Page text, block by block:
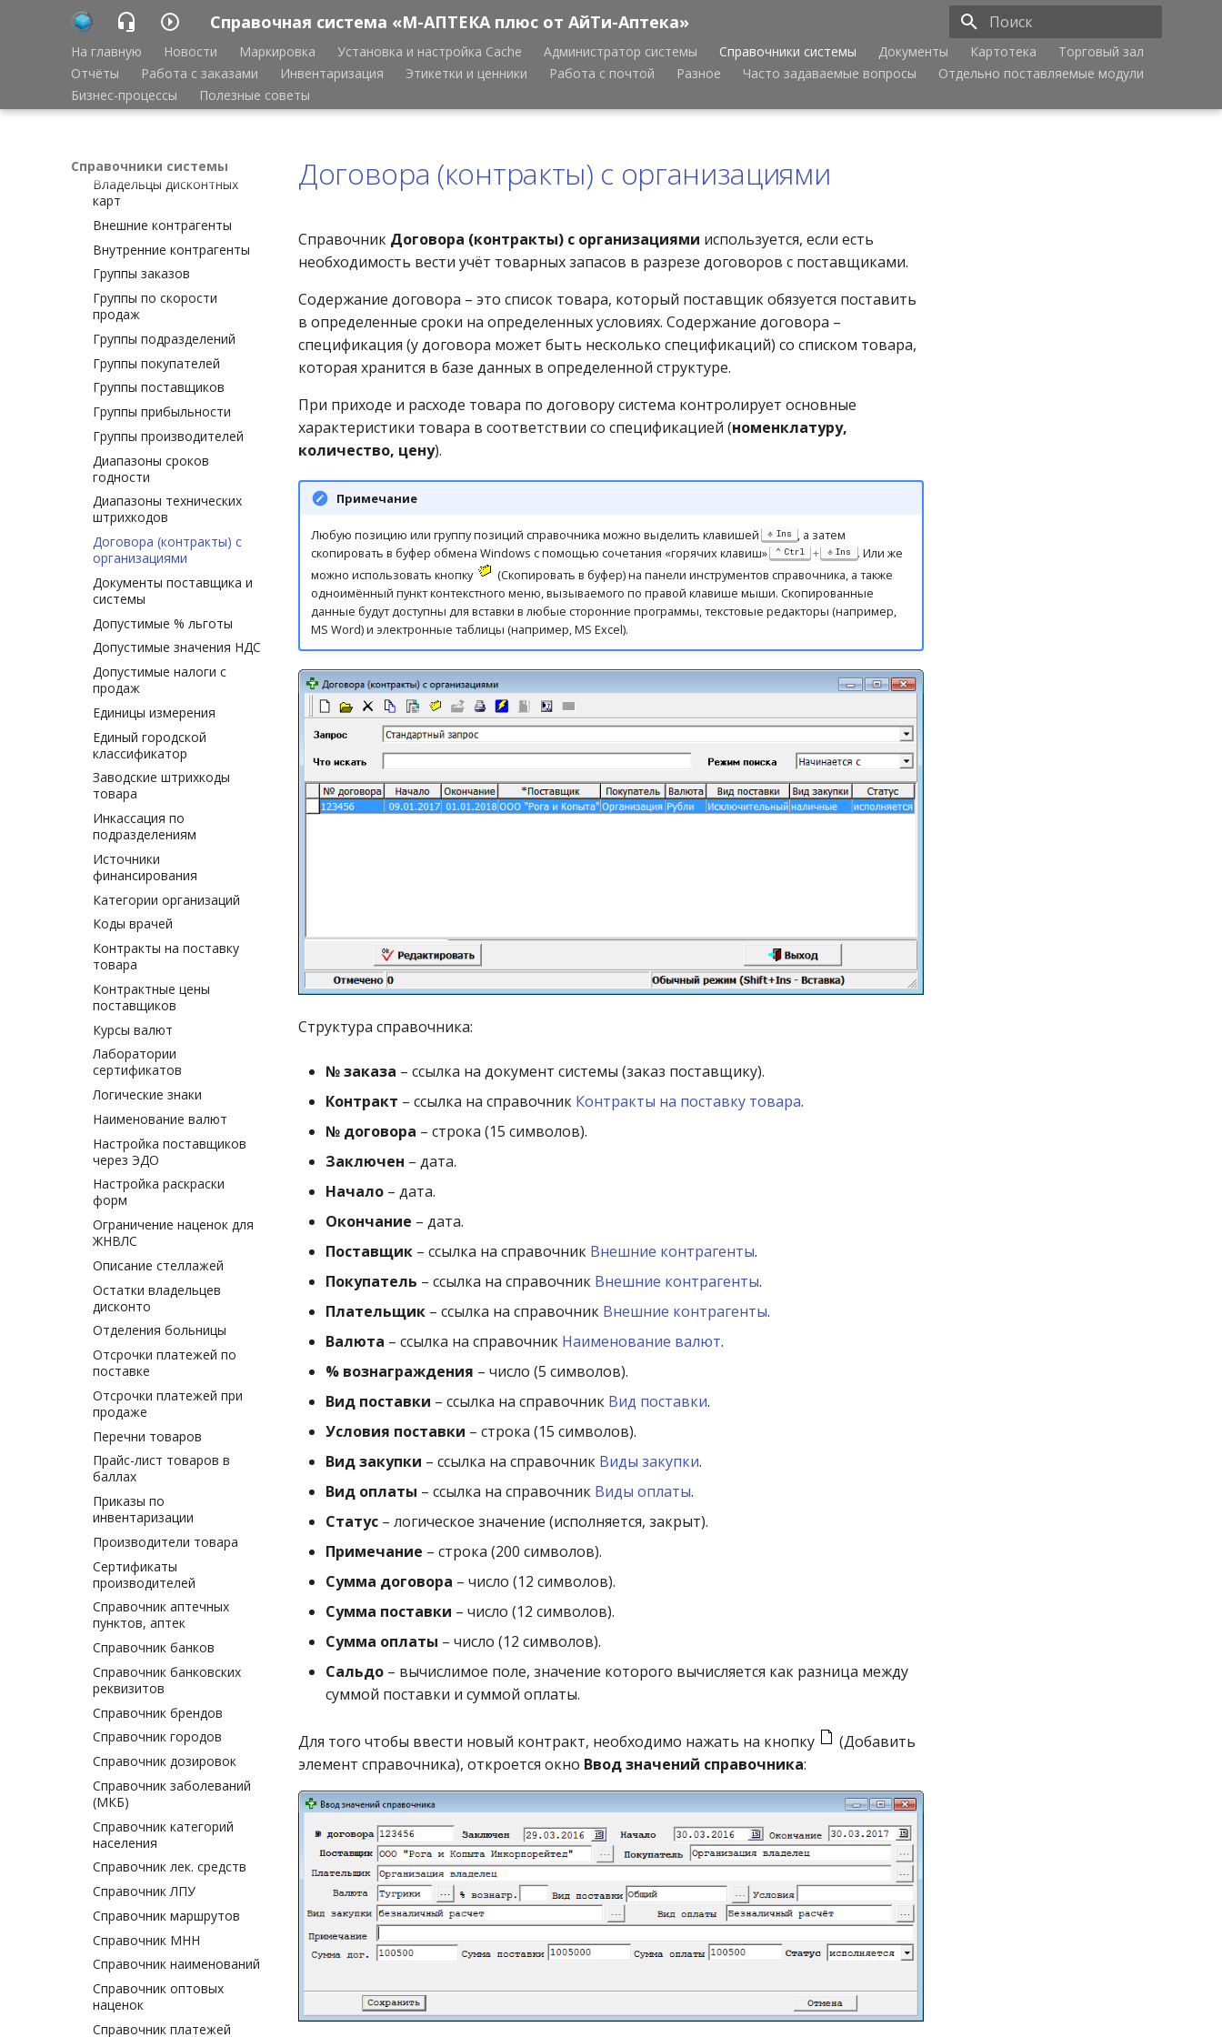
Справочная система «М-АПТЕКА плюс от АйТи-Аптека»
Инициализация поиска
На главную Новости Маркировка Установка и настройка Cache Администратор системы Справочники системы Документы Картотека
Торговый зал
Отчёты
Работа с заказами Инвентаризация Этикетки и ценники Работа с почтой Разное Часто задаваемые вопросы
Отдельно поставляемые модули
Бизнес-процессы
Полезные советы
Справочники системы
настройки заказов по
Вид поставки
Виды деятельности
Виды закупки
Виды списаний
Владельцы дисконтных
карт
Внешние контрагенты
Внутренние контрагенты
Группы заказов
Группы по скорости
продаж
Группы подразделений
Группы покупателей
Группы поставщиков
Группы прибыльности
Группы производителей
Диапазоны сроков
годности
Диапазоны технических
штрихкодов
Договора (контракты) с
организациями
Документы поставщика и
системы
Допустимые % льготы
Допустимые значения НДС
Допустимые налоги с
продаж
Единицы измерения
Единый городской
классификатор
Заводские штрихкоды
товара
Инкассация по
подразделениям
Источники
финансирования
Категории организаций
Коды врачей
Контракты на поставку
товара
Контрактные цены
поставщиков
Курсы валют
Лаборатории
сертификатов
Логические знаки
Наименование валют
Настройка поставщиков
через ЭДО
Настройка раскраски
форм
Ограничение наценок для
ЖНВЛС
Описание стеллажей
Остатки владельцев
дисконто
Отделения больницы
Отсрочки платежей по
поставке
Отсрочки платежей при
продаже
Перечни товаров
Прайс-лист товаров в
баллах
Приказы по
инвентаризации
Производители товара
Сертификаты
производителей
Справочник аптечных
пунктов, аптек
Справочник банков
Справочник банковских
реквизитов
Справочник брендов
Справочник городов
Справочник дозировок
Справочник заболеваний
(МКБ)
Справочник категорий
населения
Справочник лек. средств
Справочник ЛПУ
Справочник маршрутов
Справочник МНН
Справочник наименований
Справочник оптовых
наценок
Справочник платежей
Договора (контракты) с организациями
Справочник Договора (контракты) с организациями используется, если есть
необходимость вести учёт товарных запасов в разрезе договоров с поставщиками.
Содержание договора – это список товара, который поставщик обязуется поставить
в определенные сроки на определенных условиях. Содержание договора –
спецификация (у договора может быть несколько спецификаций) со списком товара,
которая хранится в базе данных в определенной структуре.
При приходе и расходе товара по договору система контролирует основные
характеристики товара в соответствии со спецификацией (номенклатуру,
количество, цену).
Примечание
Любую позицию или группу позиций справочника можно выделить клавишей Ins , а затем
скопировать в буфер обмена Windows с помощью сочетания «горячих клавиш»
Ctrl + Ins
. Или же
можно использовать кнопку
(Скопировать в буфер) на панели инструментов справочника, а также
одноимённый пункт контекстного меню, вызываемого по правой клавише мыши. Скопированные
данные будут доступны для вставки в любые сторонние программы, текстовые редакторы (например,
MS Word) и электронные таблицы (например, MS Excel).
Структура справочника:
№ заказа – ссылка на документ системы (заказ поставщику).
Контракт – ссылка на справочник Контракты на поставку товара.
№ договора – строка (15 символов).
Заключен – дата.
Начало – дата.
Окончание – дата.
Поставщик – ссылка на справочник Внешние контрагенты.
Покупатель – ссылка на справочник Внешние контрагенты.
Плательщик – ссылка на справочник Внешние контрагенты.
Валюта – ссылка на справочник Наименование валют.
% вознаграждения – число (5 символов).
Вид поставки – ссылка на справочник Вид поставки.
Условия поставки – строка (15 символов).
Вид закупки – ссылка на справочник Виды закупки.
Вид оплаты – ссылка на справочник Виды оплаты.
Статус – логическое значение (исполняется, закрыт).
Примечание – строка (200 символов).
Сумма договора – число (12 символов).
Сумма поставки – число (12 символов).
Сумма оплаты – число (12 символов).
Сальдо – вычислимое поле, значение которого вычисляется как разница между
суммой поставки и суммой оплаты.
Для того чтобы ввести новый контракт, необходимо нажать на кнопку
(Добавить
элемент справочника), откроется окно Ввод значений справочника: